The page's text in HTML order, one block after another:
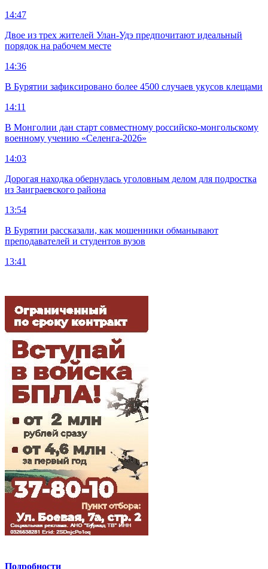
14:47
Двое из трех жителей Улан-Удэ предпочитают идеальный
порядок на рабочем месте
14:36
В Бурятии зафиксировано более 4500 случаев укусов клещами
14:11
В Монголии дан старт совместному российско-монгольскому
военному учению «Селенга-2026»
14:03
Дорогая находка обернулась уголовным делом для подростка
из Заиграевского района
13:54
В Бурятии рассказали, как мошенники обманывают
преподавателей и студентов вузов
13:41
Подробности